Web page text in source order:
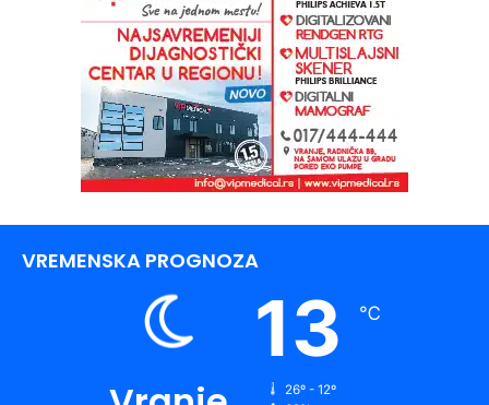
VREMENSKA PROGNOZA
13 ℃
26º - 12º